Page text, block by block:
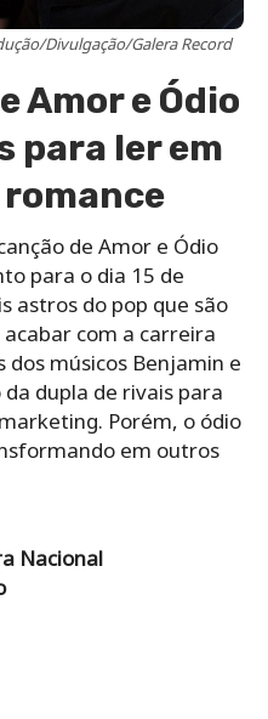
Divulgação/Galera Record
Amor e Ódio
para ler em
romance
de Amor e Ódio
para o dia 15 de
astros do pop que são
com a carreira
dos músicos Benjamin e
dupla de rivais para
Porém, o ódio
em outros
Nacional